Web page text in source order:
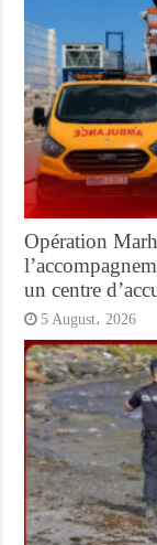
Opération
un centre
5 August، 2026